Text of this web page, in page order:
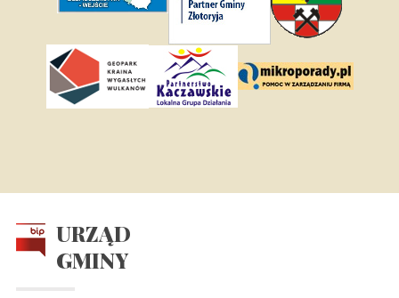
URZĄD
GMINY